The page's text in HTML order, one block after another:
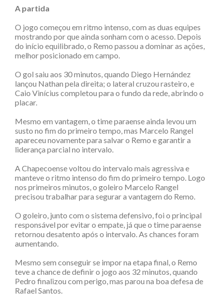
A partida
O jogo começou em ritmo intenso, com as duas equipes
mostrando por que ainda sonham com o acesso. Depois
do início equilibrado, o Remo passou a dominar as ações,
melhor posicionado em campo.
O gol saiu aos 30 minutos, quando Diego Hernández
lançou Nathan pela direita; o lateral cruzou rasteiro, e
Caio Vinícius completou para o fundo da rede, abrindo o
placar.
Mesmo em vantagem, o time paraense ainda levou um
susto no fim do primeiro tempo, mas Marcelo Rangel
apareceu novamente para salvar o Remo e garantir a
liderança parcial no intervalo.
A Chapecoense voltou do intervalo mais agressiva e
manteve o ritmo intenso do fim do primeiro tempo. Logo
nos primeiros minutos, o goleiro Marcelo Rangel
precisou trabalhar para segurar a vantagem do Remo.
O goleiro, junto com o sistema defensivo, foi o principal
responsável por evitar o empate, já que o time paraense
retornou desatento após o intervalo. As chances foram
aumentando.
Mesmo sem conseguir se impor na etapa final, o Remo
teve a chance de definir o jogo aos 32 minutos, quando
Pedro finalizou com perigo, mas parou na boa defesa de
Rafael Santos.